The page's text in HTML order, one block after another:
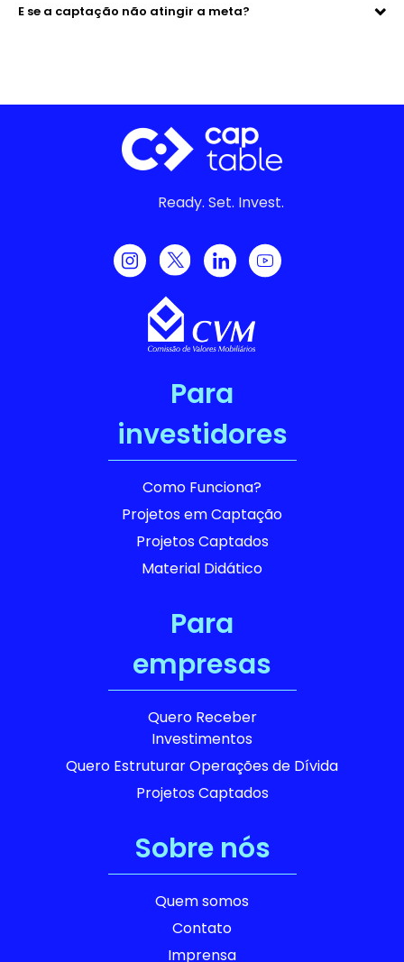
E se a captação não atingir a meta?
Ready. Set. Invest.
Para
investidores
Como Funciona?
Projetos em Captação
Projetos Captados
Material Didático
Para
empresas
Quero Receber
Investimentos
Quero Estruturar Operações de Dívida
Projetos Captados
Sobre nós
Quem somos
Contato
Imprensa